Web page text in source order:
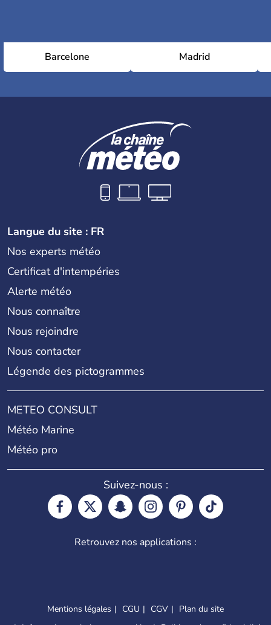
Barcelone Madrid
Langue du site : FR
Nos experts météo
Certificat d'intempéries
Alerte météo
Nous connaître
Nous rejoindre
Nous contacter
Légende des pictogrammes
METEO CONSULT
Météo Marine
Météo pro
Suivez-nous :
Retrouvez nos applications :
Mentions légales CGU CGV
Plan du site